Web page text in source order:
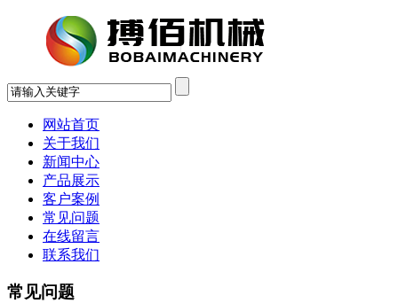
网站首页
关于我们
新闻中心
产品展示
客户案例
常见问题
在线留言
联系我们
常见问题